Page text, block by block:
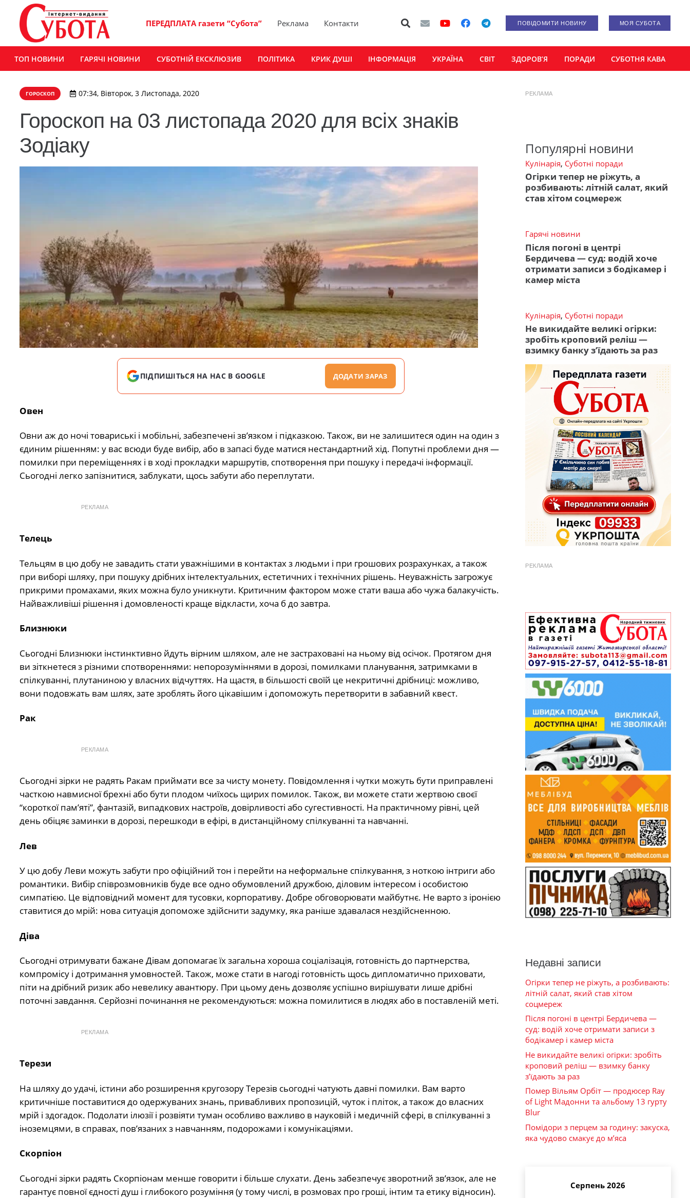
ПЕРЕДПЛАТА газети “Субота” Реклама Контакти ПОВІДОМИТИ НОВИНУ МОЯ СУБОТА
ТОП НОВИНИ ГАРЯЧІ НОВИНИ СУБОТНІЙ ЕКСКЛЮЗИВ ПОЛІТИКА КРИК ДУШІ ІНФОРМАЦІЯ УКРАЇНА СВІТ ЗДОРОВ’Я ПОРАДИ СУБОТНЯ КАВА
ГОРОСКОП 07:34, Вівторок, 3 Листопада, 2020
Гороскоп на 03 листопада 2020 для всіх знаків
Зодіаку
ПІДПИШІТЬСЯ НА НАС В GOOGLE ДОДАТИ ЗАРАЗ
Овен
Овни аж до ночі товариські і мобільні, забезпечені зв’язком і підказкою. Також, ви не залишитеся один на один з
єдиним рішенням: у вас всюди буде вибір, або в запасі буде матися нестандартний хід. Попутні проблеми дня —
помилки при переміщеннях і в ході прокладки маршрутів, спотворення при пошуку і передачі інформації.
Сьогодні легко запізнитися, заблукати, щось забути або переплутати.
РЕКЛАМА
Телець
Тельцям в цю добу не завадить стати уважнішими в контактах з людьми і при грошових розрахунках, а також
при виборі шляху, при пошуку дрібних інтелектуальних, естетичних і технічних рішень. Неуважність загрожує
прикрими промахами, яких можна було уникнути. Критичним фактором може стати ваша або чужа балакучість.
Найважливіші рішення і домовленості краще відкласти, хоча б до завтра.
Близнюки
Сьогодні Близнюки інстинктивно йдуть вірним шляхом, але не застраховані на ньому від осічок. Протягом дня
ви зіткнетеся з різними спотвореннями: непорозуміннями в дорозі, помилками планування, затримками в
спілкуванні, плутаниною у власних відчуттях. На щастя, в більшості своїй це некритичні дрібниці: можливо,
вони подовжать вам шлях, зате зроблять його цікавішим і допоможуть перетворити в забавний квест.
Рак
РЕКЛАМА
Сьогодні зірки не радять Ракам приймати все за чисту монету. Повідомлення і чутки можуть бути приправлені
часткою навмисної брехні або бути плодом чиїхось щирих помилок. Також, ви можете стати жертвою своєї
“короткої пам’яті”, фантазій, випадкових настроїв, довірливості або сугестивності. На практичному рівні, цей
день обіцяє заминки в дорозі, перешкоди в ефірі, в дистанційному спілкуванні та навчанні.
Лев
У цю добу Леви можуть забути про офіційний тон і перейти на неформальне спілкування, з ноткою інтриги або
романтики. Вибір співрозмовників буде все одно обумовлений дружбою, діловим інтересом і особистою
симпатією. Це відповідний момент для тусовки, корпоративу. Добре обговорювати майбутнє. Не варто з іронією
ставитися до мрій: нова ситуація допоможе здійснити задумку, яка раніше здавалася нездійсненною.
Діва
Сьогодні отримувати бажане Дівам допомагає їх загальна хороша соціалізація, готовність до партнерства,
компромісу і дотримання умовностей. Також, може стати в нагоді готовність щось дипломатично приховати,
піти на дрібний ризик або невелику авантюру. При цьому день дозволяє успішно вирішувати лише дрібні
поточні завдання. Серйозні починання не рекомендуються: можна помилитися в людях або в поставленій меті.
РЕКЛАМА
Терези
На шляху до удачі, істини або розширення кругозору Терезів сьогодні чатують давні помилки. Вам варто
критичніше поставитися до одержуваних знань, привабливих пропозицій, чуток і пліток, а також до власних
мрій і здогадок. Подолати ілюзії і розвіяти туман особливо важливо в науковій і медичній сфері, в спілкуванні з
іноземцями, в справах, пов’язаних з навчанням, подорожами і комунікаціями.
Скорпіон
Сьогодні зірки радять Скорпіонам менше говорити і більше слухати. День забезпечує зворотний зв’язок, але не
гарантує повної єдності душ і глибокого розуміння (у тому числі, в розмовах про гроші, інтим та етику відносин).
РЕКЛАМА
Популярні новини
Кулінарія, Суботні поради
Огірки тепер не ріжуть, а
розбивають: літній салат, який
став хітом соцмереж
Гарячі новини
Після погоні в центрі
Бердичева — суд: водій хоче
отримати записи з бодікамер і
камер міста
Кулінарія, Суботні поради
Не викидайте великі огірки:
зробіть кроповий реліш —
взимку банку з’їдають за раз
РЕКЛАМА
Недавні записи
Огірки тепер не ріжуть, а розбивають:
літній салат, який став хітом
соцмереж
Після погоні в центрі Бердичева —
суд: водій хоче отримати записи з
бодікамер і камер міста
Не викидайте великі огірки: зробіть
кроповий реліш — взимку банку
з’їдають за раз
Помер Вільям Орбіт — продюсер Ray
of Light Мадонни та альбому 13 гурту
Blur
Помідори з перцем за годину: закуска,
яка чудово смакує до м’яса
Серпень 2026